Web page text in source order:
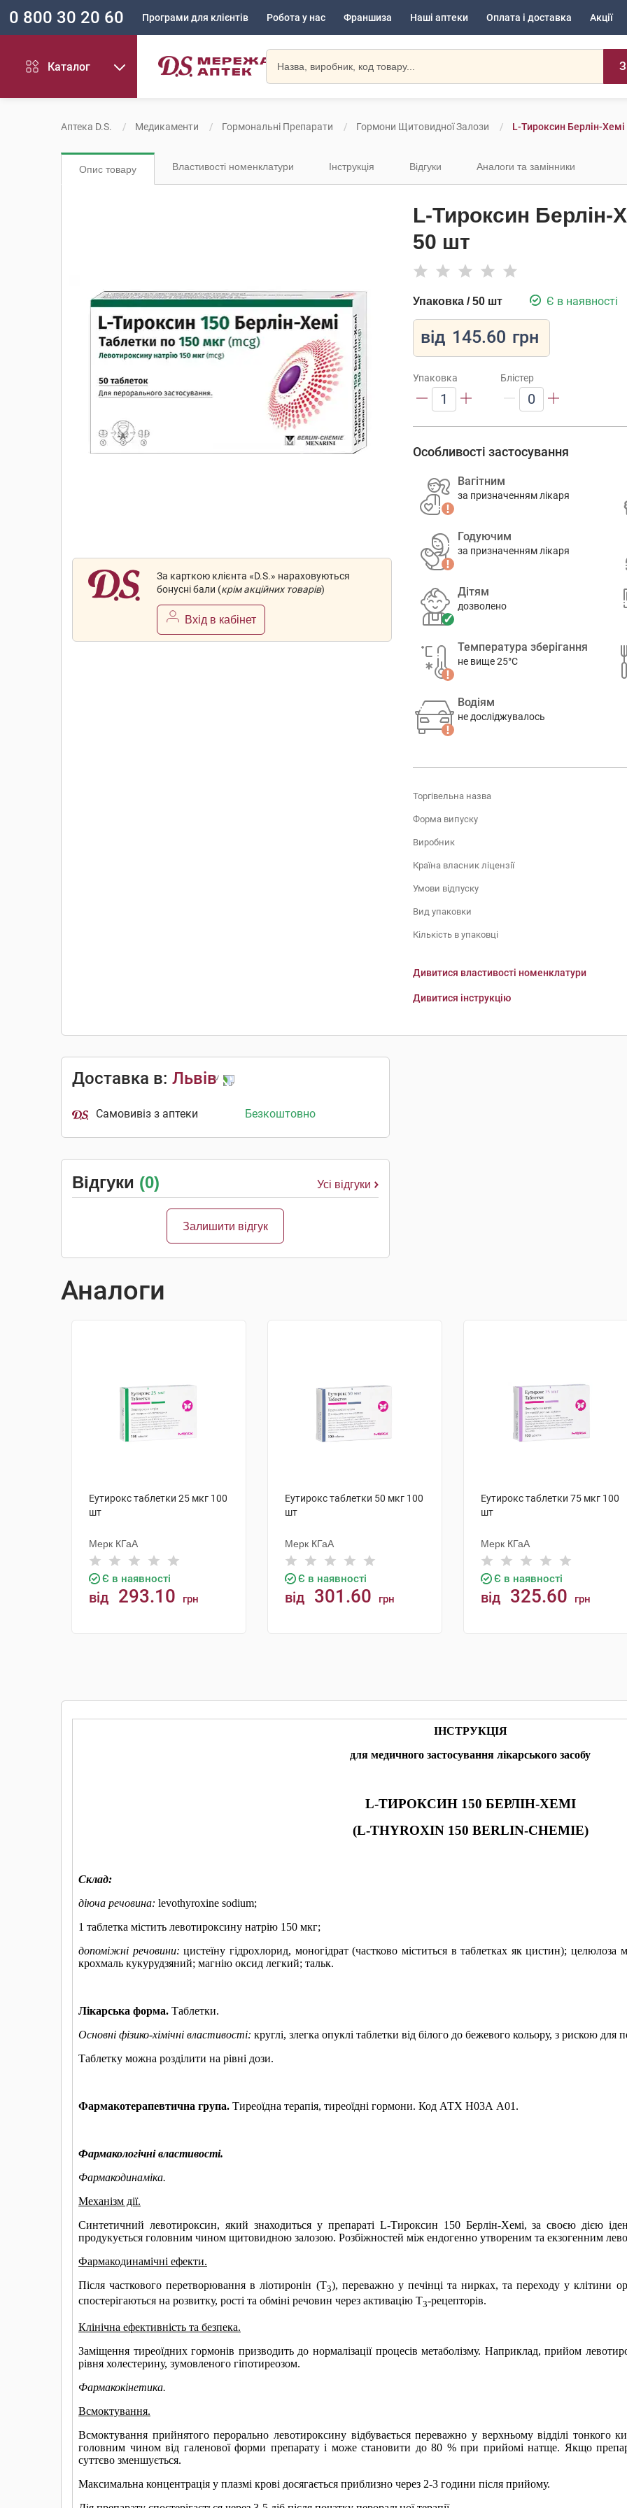
0 800 30 20 60 Програми для клієнтів Робота у нас Франшиза Наші аптеки Оплата і доставка Акції
Каталог
Аптека D.S. Медикаменти Гормональні Препарати Гормони Щитовидної Залози L-Тироксин Берлін-
Опис товару Властивості номенклатури Інструкція Відгуки Аналоги та замінники
За карткою клієнта «D.S.» нараховуються
бонусні бали (крім акційних товарів)
Вхід в кабінет
L-Тироксин Берлін-
50 шт
Упаковка / 50 шт Є в наявності
від 145.60 грн
Упаковка
1
Блістер
0
Особливості застосування
Вагітним
за призначенням лікаря
Годуючим
за призначенням лікаря
Дітям
дозволено
Температура зберігання
не вище 25°C
Водіям
не досліджувалось
Торгівельна назва
Форма випуску
Виробник
Країна власник ліцензії
Умови відпуску
Вид упаковки
Кількість в упаковці
Дивитися властивості номенклатури
Дивитися інструкцію
Доставка в: Львів
Самовивіз з аптеки Безкоштовно
Відгуки (0) Усі відгуки
Залишити відгук
Аналоги
Еутирокс таблетки 25 мкг 100
шт
Мерк КГаА
Є в наявності
від 293.10 грн
Еутирокс таблетки 50 мкг 100
шт
Мерк КГаА
Є в наявності
від 301.60 грн
Еутирокс таблетки 75 мкг 100
шт
Мерк КГаА
Є в наявності
від 325.60 грн